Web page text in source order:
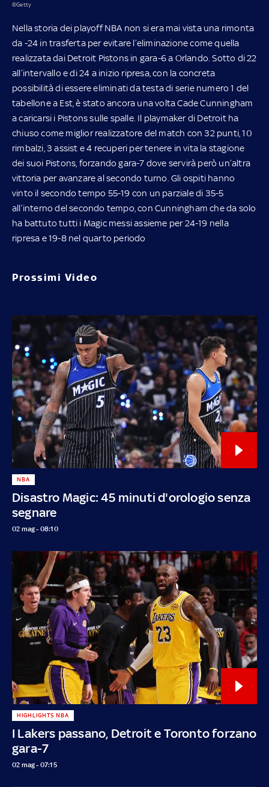
©Getty
Nella storia dei playoff NBA non si era mai vista una rimonta
da -24 in trasferta per evitare l’eliminazione come quella
realizzata dai Detroit Pistons in gara-6 a Orlando. Sotto di 22
all’intervallo e di 24 a inizio ripresa, con la concreta
possibilità di essere eliminati da testa di serie numero 1 del
tabellone a Est, è stato ancora una volta Cade Cunningham
a caricarsi i Pistons sulle spalle. Il playmaker di Detroit ha
chiuso come miglior realizzatore del match con 32 punti, 10
rimbalzi, 3 assist e 4 recuperi per tenere in vita la stagione
dei suoi Pistons, forzando gara-7 dove servirà però un’altra
vittoria per avanzare al secondo turno. Gli ospiti hanno
vinto il secondo tempo 55-19 con un parziale di 35-5
all’interno del secondo tempo, con Cunningham che da solo
ha battuto tutti i Magic messi assieme per 24-19 nella
ripresa e 19-8 nel quarto periodo
Prossimi Video
Disastro Magic: 45 minuti d'orologio senza
segnare
NBA
02 mag - 08:10
I Lakers passano, Detroit e Toronto forzano
gara-7
HIGHLIGHTS NBA
02 mag - 07:15